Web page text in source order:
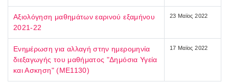
Αξιολόγηση μαθημάτων εαρινού εξαμήνου
2021-22
23 Μαϊος 2022
Ενημέρωση για αλλαγή στην ημερομηνία
διεξαγωγής του μαθήματος "Δημόσια Υγεία
και Ασκηση" (ΜΕ1130)
17 Μαϊος 2022